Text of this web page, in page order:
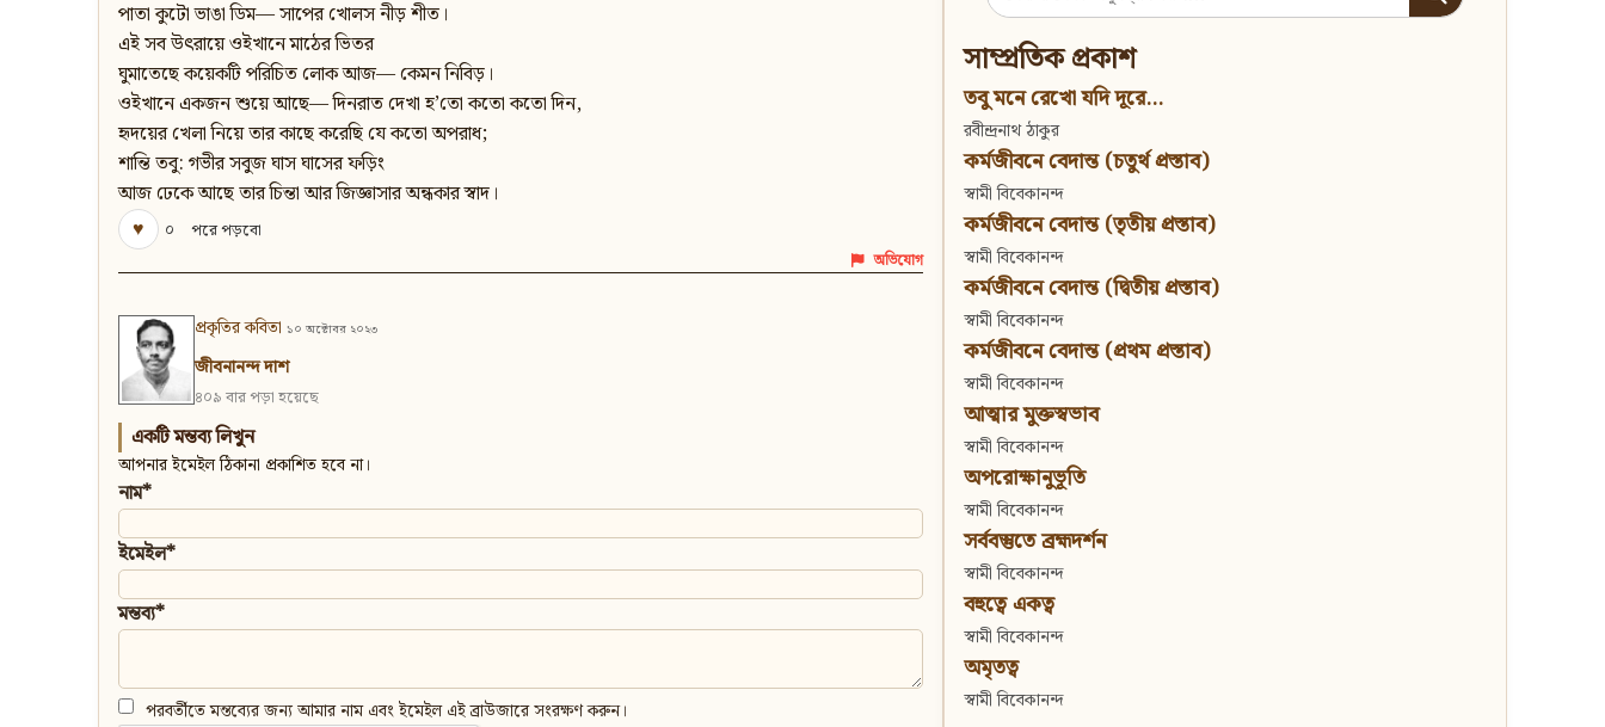
পাতা কুটো ভাঙা ডিম— সাপের খোলস নীড় শীত।
এই সব উৎরায়ে ওইখানে মাঠের ভিতর
ঘুমাতেছে কয়েকটি পরিচিত লোক আজ— কেমন নিবিড়।
ওইখানে একজন শুয়ে আছে— দিনরাত দেখা হ’তো কতো কতো দিন,
হৃদয়ের খেলা নিয়ে তার কাছে করেছি যে কতো অপরাধ;
শান্তি তবু: গভীর সবুজ ঘাস ঘাসের ফড়িং
আজ ঢেকে আছে তার চিন্তা আর জিজ্ঞাসার অন্ধকার স্বাদ।
♥
০ পরে পড়বো
অভিযোগ
প্রকৃতির কবিতা ১০ অক্টোবর ২০২৩
জীবনানন্দ দাশ
৪০৯ বার পড়া হয়েছে
একটি মন্তব্য লিখুন
আপনার ইমেইল ঠিকানা প্রকাশিত হবে না।
নাম*
ইমেইল*
মন্তব্য*
পরবর্তীতে মন্তব্যের জন্য আমার নাম এবং ইমেইল এই ব্রাউজারে সংরক্ষণ করুন।
for:
সাম্প্রতিক প্রকাশ
তবু মনে রেখো যদি দূরে...
রবীন্দ্রনাথ ঠাকুর
কর্মজীবনে বেদান্ত (চতুর্থ প্রস্তাব)
স্বামী বিবেকানন্দ
কর্মজীবনে বেদান্ত (তৃতীয় প্রস্তাব)
স্বামী বিবেকানন্দ
কর্মজীবনে বেদান্ত (দ্বিতীয় প্রস্তাব)
স্বামী বিবেকানন্দ
কর্মজীবনে বেদান্ত (প্রথম প্রস্তাব)
স্বামী বিবেকানন্দ
আত্মার মুক্তস্বভাব
স্বামী বিবেকানন্দ
অপরোক্ষানুভূতি
স্বামী বিবেকানন্দ
সর্ববস্তুতে ব্রহ্মদর্শন
স্বামী বিবেকানন্দ
বহুত্বে একত্ব
স্বামী বিবেকানন্দ
অমৃতত্ব
স্বামী বিবেকানন্দ